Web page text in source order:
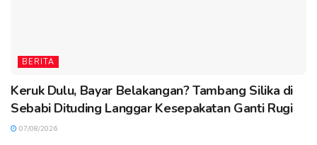
BERITA
Keruk Dulu, Bayar Belakangan? Tambang Silika di
Sebabi Dituding Langgar Kesepakatan Ganti Rugi
07/08/2026